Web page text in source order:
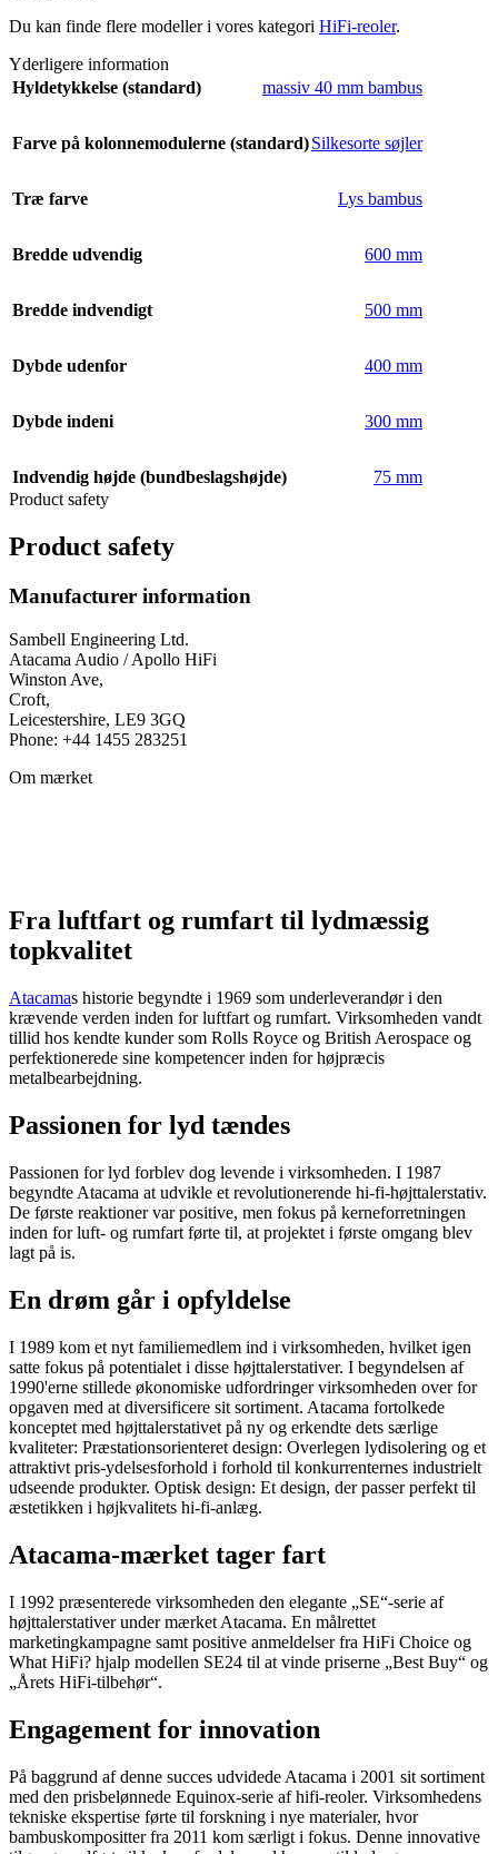
Du kan finde flere modeller i vores kategori HiFi-reoler.
Yderligere information
Hyldetykkelse (standard)
massiv 40 mm bambus
Farve på kolonnemodulerne (standard)Silkesorte søjler
Træ farve Lys bambus
Bredde udvendig 600 mm
Bredde indvendigt 500 mm
Dybde udenfor 400 mm
Dybde indeni 300 mm
Indvendig højde (bundbeslagshøjde)
75 mm
Product safety
Product safety
Manufacturer information
Sambell Engineering Ltd.
Atacama Audio / Apollo HiFi
Winston Ave,
Croft,
Leicestershire, LE9 3GQ
Phone: +44 1455 283251
Om mærket
Fra luftfart og rumfart til lydmæssig
topkvalitet
Atacamas historie begyndte i 1969 som underleverandør i den
krævende verden inden for luftfart og rumfart. Virksomheden vandt
tillid hos kendte kunder som Rolls Royce og British Aerospace og
perfektionerede sine kompetencer inden for højpræcis
metalbearbejdning.
Passionen for lyd tændes
Passionen for lyd forblev dog levende i virksomheden. I 1987
begyndte Atacama at udvikle et revolutionerende hi-fi-højttalerstativ.
De første reaktioner var positive, men fokus på kerneforretningen
inden for luft- og rumfart førte til, at projektet i første omgang blev
lagt på is.
En drøm går i opfyldelse
I 1989 kom et nyt familiemedlem ind i virksomheden, hvilket igen
satte fokus på potentialet i disse højttalerstativer. I begyndelsen af
1990'erne stillede økonomiske udfordringer virksomheden over for
opgaven med at diversificere sit sortiment. Atacama fortolkede
konceptet med højttalerstativet på ny og erkendte dets særlige
kvaliteter: Præstationsorienteret design: Overlegen lydisolering og et
attraktivt pris-ydelsesforhold i forhold til konkurrenternes industrielt
udseende produkter. Optisk design: Et design, der passer perfekt til
æstetikken i højkvalitets hi-fi-anlæg.
Atacama-mærket tager fart
I 1992 præsenterede virksomheden den elegante „SE“-serie af
højttalerstativer under mærket Atacama. En målrettet
marketingkampagne samt positive anmeldelser fra HiFi Choice og
What HiFi? hjalp modellen SE24 til at vinde priserne „Best Buy“ og
„Årets HiFi-tilbehør“.
Engagement for innovation
På baggrund af denne succes udvidede Atacama i 2001 sit sortiment
med den prisbelønnede Equinox-serie af hifi-reoler. Virksomhedens
tekniske ekspertise førte til forskning i nye materialer, hvor
bambuskompositter fra 2011 kom særligt i fokus. Denne innovative